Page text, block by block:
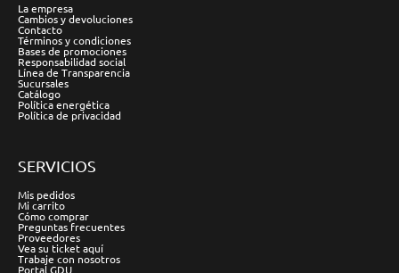
La empresa
Cambios y devoluciones
Contacto
Términos y condiciones
Bases de promociones
Responsabilidad social
Línea de Transparencia
Sucursales
Catálogo
Política energética
Política de privacidad
SERVICIOS
Mis pedidos
Mi carrito
Cómo comprar
Preguntas frecuentes
Proveedores
Vea su ticket aquí
Trabaje con nosotros
Portal GDU